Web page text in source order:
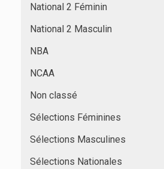
National 2 Féminin
National 2 Masculin
NBA
NCAA
Non classé
Sélections Féminines
Sélections Masculines
Sélections Nationales